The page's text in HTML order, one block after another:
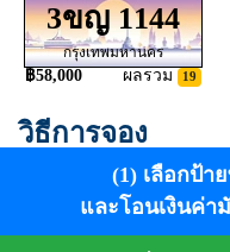
3ขญ 1144
กรุงเทพมหานคร
฿58,000 ผลรวม 19
วิธีการจอง
(1) เลือกป้า
และโอนเงินค่า